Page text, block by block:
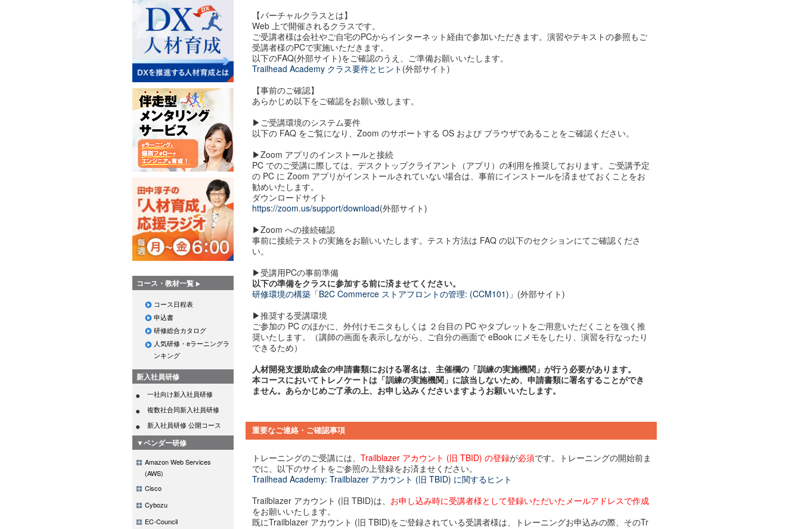
コース・教材一覧
コース日程表
申込書
研修総合カタログ
人気研修・eラーニングラ
ンキング
新入社員研修
一社向け新入社員研修
複数社合同新入社員研修
新入社員研修 公開コース
▼ベンダー研修
Amazon Web Services
(AWS)
Cisco
Cybozu
EC-Council
【バーチャルクラスとは】
Web 上で開催されるクラスです。
ご受講者様は会社やご自宅のPCからインターネット経由で参加いただきます。演習やテキストの参照もご
受講者様のPCで実施いただきます。
以下のFAQ(外部サイト)をご確認のうえ、ご準備お願いいたします。
Trailhead Academy クラス要件とヒント (外部サイト)
​【事前のご確認】
あらかじめ以下をご確認をお願い致します。
▶︎ご受講環境のシステム要件
以下の FAQ をご覧になり、Zoom のサポートする OS および ブラウザであることをご確認ください。
▶︎Zoom アプリのインストールと接続
PC でのご受講に際しては、デスクトップクライアント（アプリ）の利用を推奨しております。ご受講予定
の PC に Zoom アプリがインストールされていない場合は、事前にインストールを済ませておくことをお
勧めいたします。
ダウンロードサイト
https://zoom.us/support/download(外部サイト)
▶︎Zoom への接続確認
事前に接続テストの実施をお願いいたします。テスト方法は FAQ の以下のセクションにてご確認くださ
い。
▶︎受講用PCの事前準備
以下の準備をクラスに参加する前に済ませてください。
研修環境の構築「B2C Commerce ストアフロントの管理: (CCM101)」 (外部サイト)
​▶︎推奨する受講環境
ご参加の PC のほかに、外付けモニタもしくは ２台目の PC やタブレットをご用意いただくことを強く推
奨いたします。（講師の画面を表示しながら、ご自分の画面で eBook にメモをしたり、演習を行なったり
できるため）
人材開発支援助成金の申請書類における署名は、主催欄の「訓練の実施機関」が行う必要があります。
本コースにおいてトレノケートは「訓練の実施機関」に該当しないため、申請書類に署名することができ
ません。あらかじめご了承の上、お申し込みくださいますようお願いいたします。
重要なご連絡・ご確認事項
トレーニングのご受講には、 Trailblazer アカウント (旧 TBID) の登録が必須です。トレーニングの開始前ま
でに、以下のサイトをご参照の上登録をお済ませください。
Trailhead Academy: Trailblazer アカウント (旧 TBID) に関するヒント
Trailblazer アカウント (旧 TBID)は、 お申し込み時に受講者様として登録いただいたメールアドレスで作成
をお願いいたします。
既にTrailblazer アカウント (旧 TBID)をご登録されている受講者様は、トレーニングお申込みの際、そのTr